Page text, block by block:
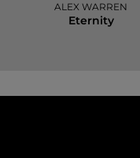
ALEX WARREN
Eternity